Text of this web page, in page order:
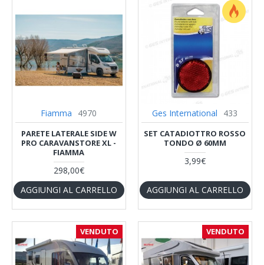
Fiamma 4970
PARETE LATERALE SIDE W
PRO CARAVANSTORE XL -
FIAMMA
298,00€
AGGIUNGI AL CARRELLO
Ges International 433
SET CATADIOTTRO ROSSO
TONDO Ø 60MM
3,99€
AGGIUNGI AL CARRELLO
VENDUTO VENDUTO